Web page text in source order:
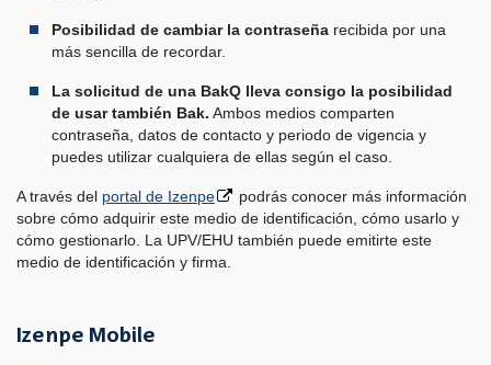
Posibilidad de cambiar la contraseña recibida por una
más sencilla de recordar.
La solicitud de una BakQ lleva consigo la posibilidad
de usar también Bak. Ambos medios comparten
contraseña, datos de contacto y periodo de vigencia y
puedes utilizar cualquiera de ellas según el caso.
A través del portal de Izenpe
podrás conocer más información
sobre cómo adquirir este medio de identificación, cómo usarlo y
cómo gestionarlo. La UPV/EHU también puede emitirte este
medio de identificación y firma.
Izenpe Mobile